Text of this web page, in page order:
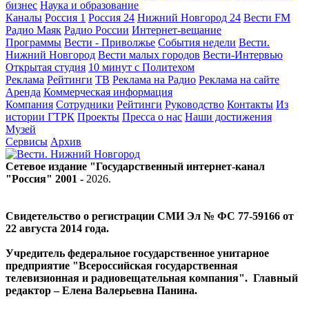
бизнес Наука и образование
Каналы Россия 1 Россия 24 Нижний Новгород 24 Вести FM
Радио Маяк Радио России Интернет-вещание
Программы Вести - Приволжье События недели Вести.
Нижний Новгород Вести малых городов Вести-Интервью
Открытая студия 10 минут с Политехом
Реклама Рейтинги ТВ Реклама на Радио Реклама на сайте
Аренда Коммерческая информация
Компания Сотрудники Рейтинги Руководство Контакты Из
истории ГТРК Проекты Пресса о нас Наши достижения
Музей
Сервисы Архив
Сетевое издание "Государственный интернет-канал
"Россия" 2001 - 2026.
Свидетельство о регистрации СМИ Эл № ФС 77-59166 от
22 августа 2014 года.
Учредитель федеральное государственное унитарное
предприятие "Всероссийская государственная
телевизионная и радиовещательная компания". Главный
редактор – Елена Валерьевна Панина.